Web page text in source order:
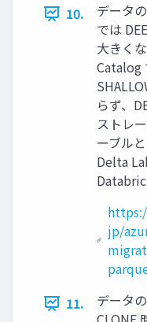
10.
データ
では
大きく
Catalog
らず、
ストレ
ーブル
Delta
jp/
11.
データ